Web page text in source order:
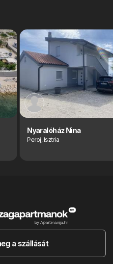
Nyaralóház Nina
Peroj, Isztria
a szállását